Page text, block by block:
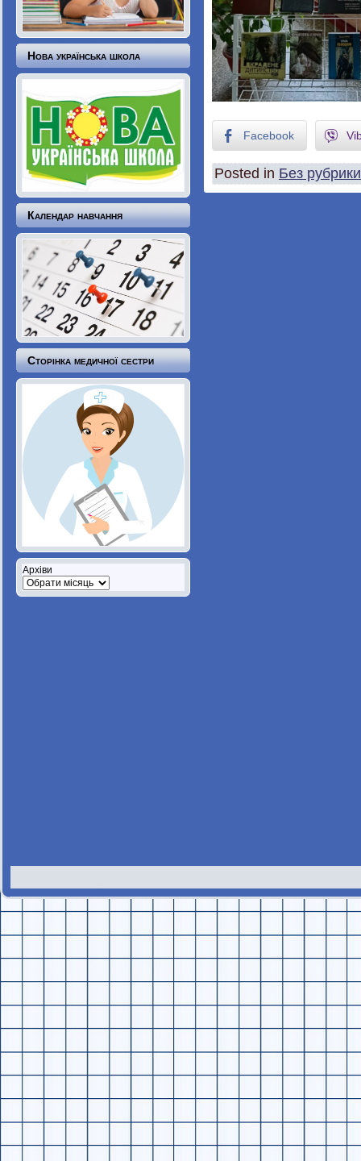
Нова українська школа
Календар навчання
Сторінка медичної сестри
Архіви
Facebook
Posted in Без рубрики